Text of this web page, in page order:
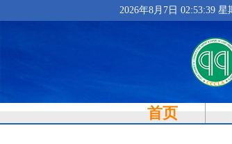
2026年8月7日 02:53:39 星
首页